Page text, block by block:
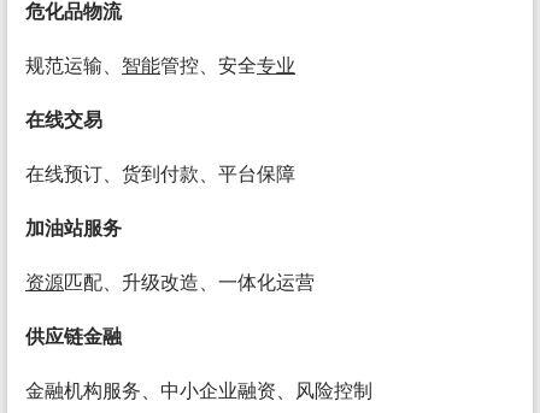
危化品物流
规范运输、 智能管控、安全专业
在线交易
在线预订、货到付款、平台保障
加油站服务
资源匹配、升级改造、一体化运营
供应链金融
金融机构服务、中小企业融资、风险控制